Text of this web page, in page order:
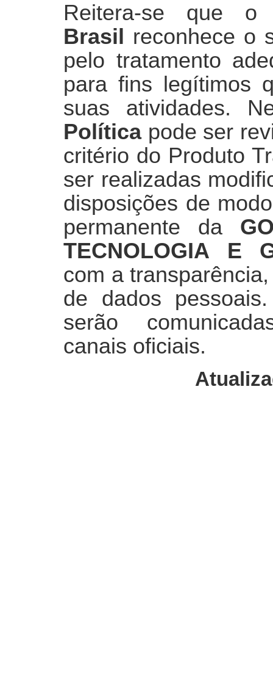
Reitera-se que
Brasil
reconhece o
pelo tratamento
para fins legítimos
suas atividades.
Políticapode ser
critério do Produto
ser realizadas
disposições de
permanente da
TECNOLOGIA E
com a
de dados
serão
canais oficiais.